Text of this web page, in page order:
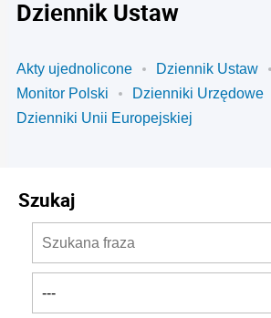
Dziennik Ustaw
Akty ujednolicone
Dziennik Ustaw
Monitor Polski
Dzienniki Urzędowe
Dzienniki Unii Europejskiej
Szukaj